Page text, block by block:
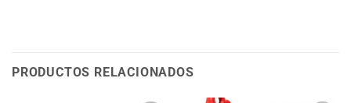
PRODUCTOS RELACIONADOS